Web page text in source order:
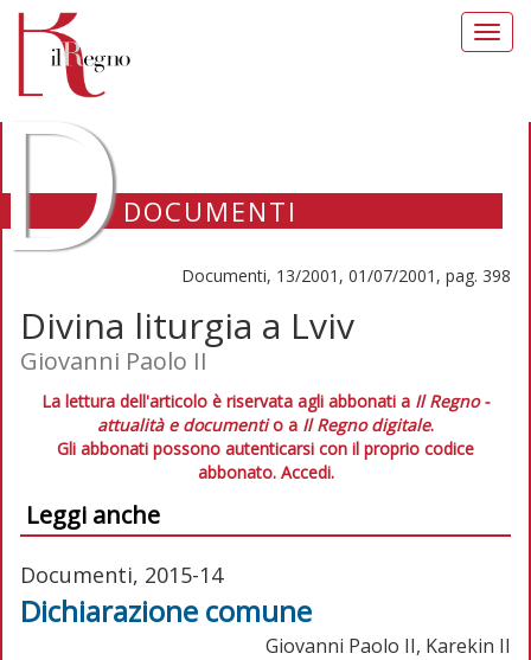
DOCUMENTI
Documenti, 13/2001, 01/07/2001, pag. 398
Divina liturgia a Lviv
Giovanni Paolo II
La lettura dell'articolo è riservata agli abbonati a Il Regno -
attualità e documentio a Il Regno digitale.
Gli abbonati possono autenticarsi con il proprio codice
abbonato. Accedi.
Leggi anche
Documenti, 2015-14
Dichiarazione comune
Giovanni Paolo II, Karekin II